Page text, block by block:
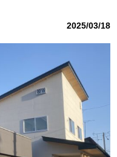
2025/03/18